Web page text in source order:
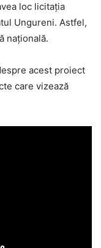
loc licitația
Ungureni. Astfel,
națională.
acest proiect
care vizează